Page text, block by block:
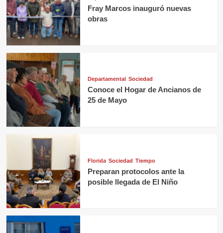
Fray Marcos inauguró nuevas
obras
Departamental Sociedad
Conoce el Hogar de Ancianos de
25 de Mayo
Florida Sociedad Tiempo
Preparan protocolos ante la
posible llegada de El Niño